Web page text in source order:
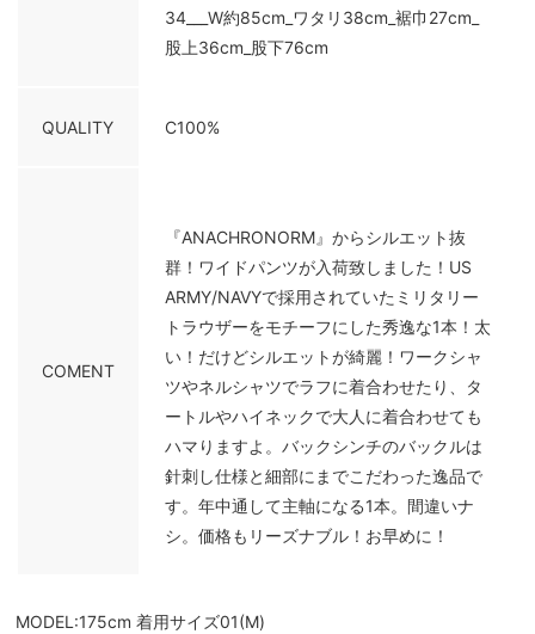
34___W約85cm_ワタリ38cm_裾巾27cm_
股上36cm_股下76cm
QUALITY C100%
COMENT
『ANACHRONORM』からシルエット抜
群！ワイドパンツが入荷致しました！US
ARMY/NAVYで採用されていたミリタリー
トラウザーをモチーフにした秀逸な1本！太
い！だけどシルエットが綺麗！ワークシャ
ツやネルシャツでラフに着合わせたり、タ
ートルやハイネックで大人に着合わせても
ハマりますよ。バックシンチのバックルは
針刺し仕様と細部にまでこだわった逸品で
す。年中通して主軸になる1本。間違いナ
シ。価格もリーズナブル！お早めに！
MODEL:175cm 着用サイズ01(M)